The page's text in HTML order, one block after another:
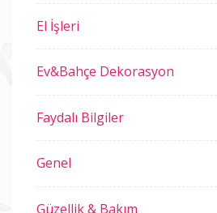
El İşleri
Ev&Bahçe Dekorasyon
Faydalı Bilgiler
Genel
Güzellik & Bakım